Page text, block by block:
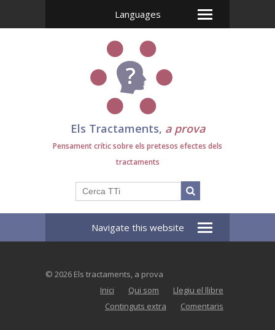
Languages
Els Tractaments, a prova
Pensament crític sobre els pretesos efectes dels
tractaments
Navigate this website
© 2026 Els tractaments, a prova
Inici
Qui som
Llegiu el llibre
Continguts extra
Comentaris